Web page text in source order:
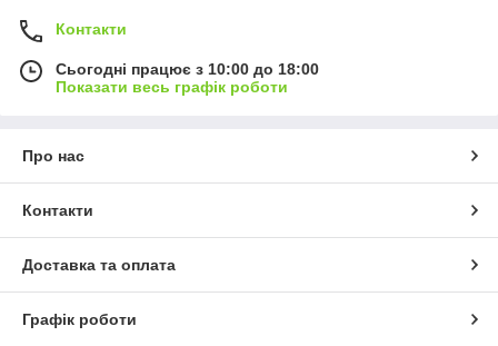
Контакти
Сьогодні працює з 10:00 до 18:00
Показати весь графік роботи
Про нас
Контакти
Доставка та оплата
Графік роботи